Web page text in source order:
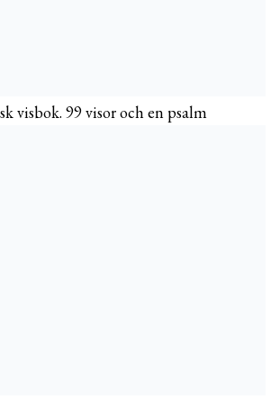
visbok. 99 visor och en psalm